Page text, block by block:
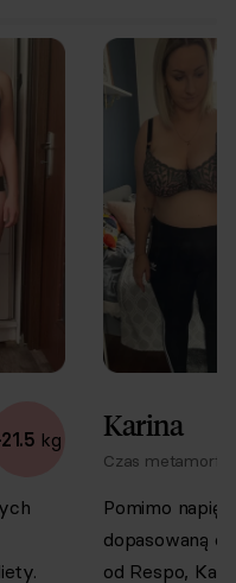
21.5 kg Karina
Czas
Pomimo
dopasowaną
od Respo,